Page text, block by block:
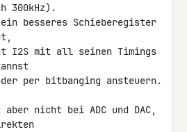
300kHz).
besseres Schieberegister
I2S mit all seinen Timings
per bitbanging ansteuern.
nicht bei ADC und DAC,